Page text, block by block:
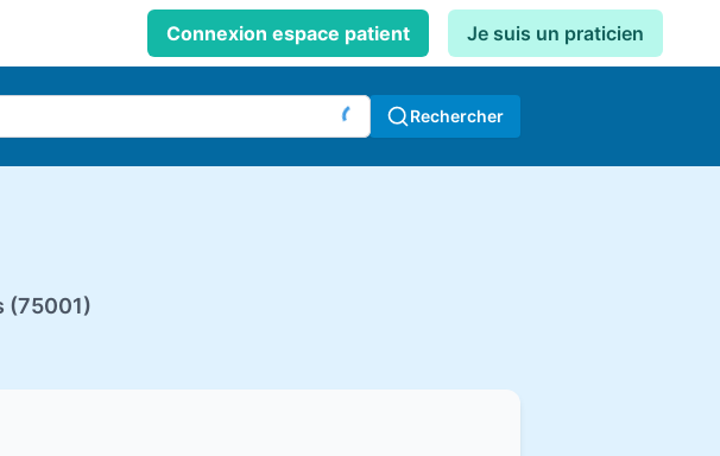
Connexion espace patient Je suis un praticien
Rechercher
(75001)